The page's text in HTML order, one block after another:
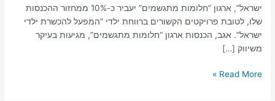
ישראל”, ארגון “חלומות מתגשמים” יעביר כ-10% ממחזור ההכנסות
שלו, לטובת פרויקטים הקשורים ברווחת ילדי “המפעל להכשרת ילדי
ישראל”. אגב, הכנסות ארגון “חלומות מתגשמים”, מגיעות בעיקר
משיווק […]
Read More »